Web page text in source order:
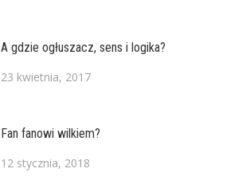
A gdzie ogłuszacz, sens i logika?
23 kwietnia, 2017
Fan fanowi wilkiem?
12 stycznia, 2018